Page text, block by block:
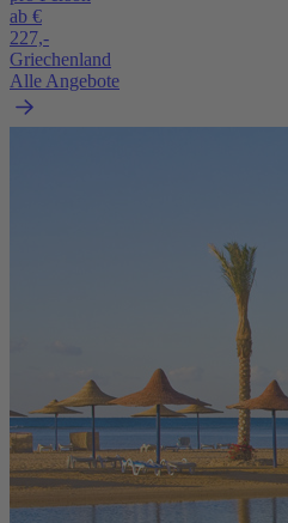
ab €
227,-
Griechenland
Alle Angebote